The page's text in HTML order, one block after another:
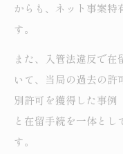
からも、ネット事案特
す。
また、入管法違反で
いて、当局の過去の許
別許可を獲得した事例
と在留手続を一体とし
す。